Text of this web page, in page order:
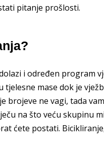
pitanje prošlosti.
i određen program
mase dok je
brojeve ne vagi, tada
na što veću skupinu
ćete postati.